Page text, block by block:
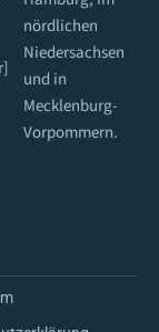
nördlichen
Niedersachsen
und in
Mecklenburg-
Vorpommern.